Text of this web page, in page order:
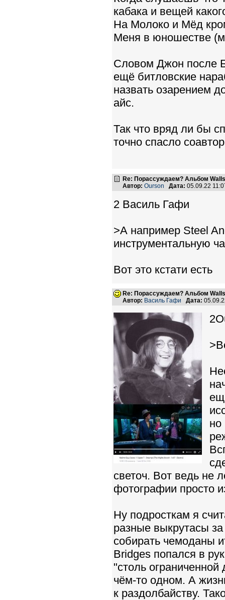
кабака и вещей
На Молоко и Мёд
Меня в юношестве
Словом Джон после
ещё битловские
назвать озарением
айс.
Так что вряд ли бы
точно спасло
Re: Порассуждаем? Альбом
Автор: Ourson Дата: 05.09.22
2 Василь Гафи
>А например Steel
инструментальную
Вот это кстати есть
Re: Порассуждаем? Альбом
Автор: Василь Гафи Дата:
но
светоч. Вот ведь не
фотографии просто
Ну подросткам я
разные выкрутасы
собирать чемоданы
Bridges попался в
"столь
чём-то одном. А
к раздолбайству.